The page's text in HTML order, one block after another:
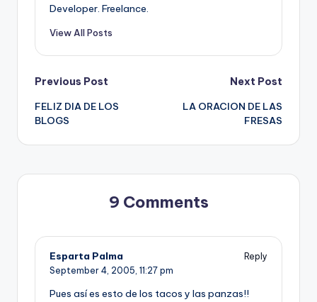
Developer. Freelance.
View All Posts
Post
navigation
Previous Post
FELIZ DIA DE LOS
BLOGS
Next Post
LA ORACION DE LAS
FRESAS
9 Comments
Esparta Palma
Reply
September 4, 2005, 11:27 pm
Pues así­ es esto de los tacos y las panzas!!